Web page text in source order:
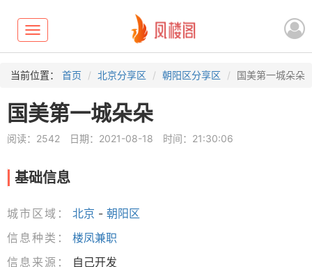
Toggle
navigation
当前位置： 首页 北京分享区 朝阳区分享区 国美第一城朵朵
国美第一城朵朵
阅读：2542 日期：2021-08-18 时间：21:30:06
基础信息
城市区域： 北京 - 朝阳区
信息种类：
楼凤兼职
信息来源：
自己开发